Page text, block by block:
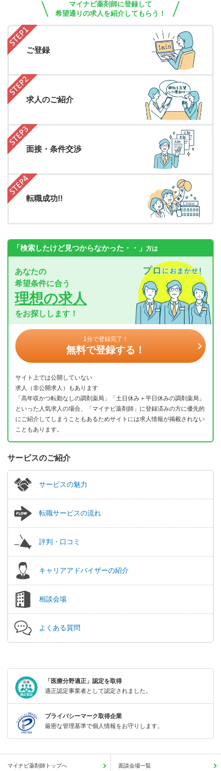
マイナビ薬剤師に登録して
希望通りの求人を紹介してもらう！
ご登録
求人のご紹介
面接・条件交渉
転職成功!!
「検索したけど見つからなかった・・」 方は
あなたの
希望条件に合う
理想の求人
をお探しします！
1分で登録完了！
無料で登録する！
サイト上では公開していない
求人（非公開求人）もあります
「高年収かつ転勤なしの調剤薬局」「土日休み＋平日休みの調剤薬局」
といった人気求人の場合、「マイナビ薬剤師」に登録済みの方に優先的
にご紹介してしまうこともあるためサイトには求人情報が掲載されない
こともあります。
サービスのご紹介
サービスの魅力
転職サービスの流れ
評判・口コミ
キャリアアドバイザーの紹介
相談会場
よくある質問
「医療分野適正」認定を取得
適正認定事業者として認定されました。
プライバシーマーク取得企業
厳密な管理基準で個人情報をお守りします。
マイナビ薬剤師トップへ 面談会場一覧